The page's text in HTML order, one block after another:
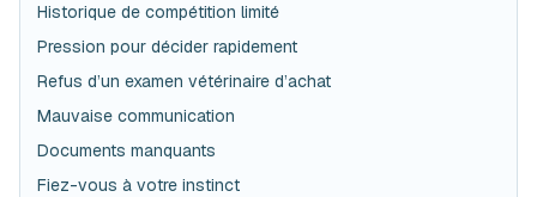
Historique de compétition limité
Pression pour décider rapidement
Refus d’un examen vétérinaire d’achat
Mauvaise communication
Documents manquants
Fiez-vous à votre instinct